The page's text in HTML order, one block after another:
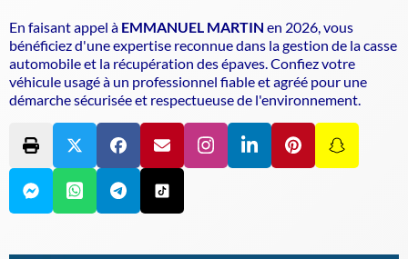
En faisant appel à EMMANUEL MARTIN en 2026, vous
bénéficiez d'une expertise reconnue dans la gestion de la casse
automobile et la récupération des épaves. Confiez votre
véhicule usagé à un professionnel fiable et agréé pour une
démarche sécurisée et respectueuse de l'environnement.